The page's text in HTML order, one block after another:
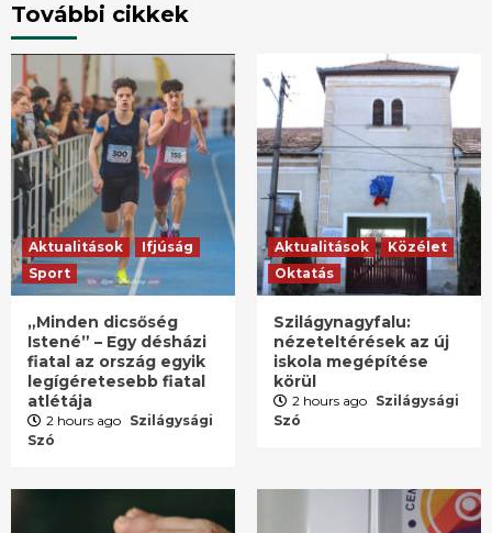
További cikkek
Aktualitások
Ifjúság
Sport
„Minden dicsőség
Istené” – Egy désházi
fiatal az ország egyik
legígéretesebb fiatal
atlétája
2 hours ago Szilágysági
Szó
Aktualitások
Közélet
Oktatás
Szilágynagyfalu:
nézeteltérések az új
iskola megépítése
körül
2 hours ago Szilágysági
Szó